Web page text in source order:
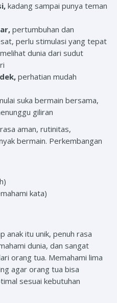
kadang sampai punya teman
pertumbuhan dan
perlu stimulasi yang tepat
dunia dari sudut
perhatian mudah
suka bermain bersama,
giliran
aman, rutinitas,
bermain. Perkembangan
kata)
anak itu unik, penuh rasa
dunia, dan sangat
orang tua. Memahami lima
agar orang tua bisa
sesuai kebutuhan